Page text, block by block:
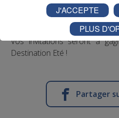
Vos invitations seront à
Destination Eté !
Partager
J'ACCEPTE
PLUS